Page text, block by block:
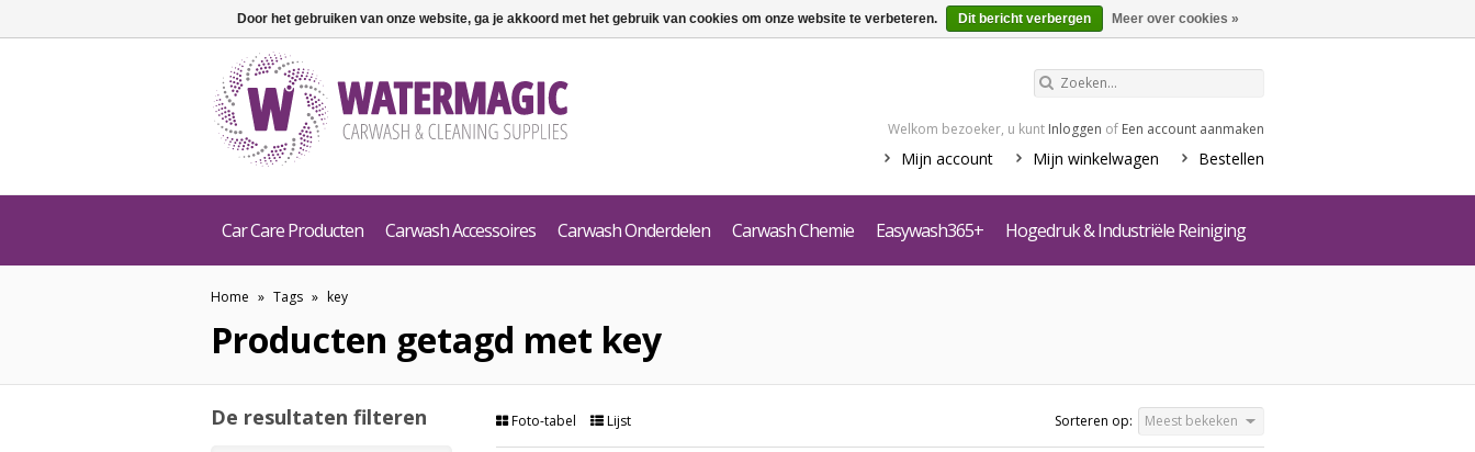
Welkom bezoeker, u kunt Inloggen of Een account aanmaken
Mijn account Mijn winkelwagen Bestellen
Car Care Producten Carwash Accessoires Carwash Onderdelen Carwash Chemie Easywash365+ Hogedruk & Industriële Reiniging
Home » Tags » key
Producten getagd met key
Foto-tabel Lijst Sorteren op: Meest bekeken
De resultaten filteren
Door het gebruiken van onze website, ga je akkoord met het gebruik van cookies om onze website te verbeteren. Dit bericht verbergen Meer over cookies »